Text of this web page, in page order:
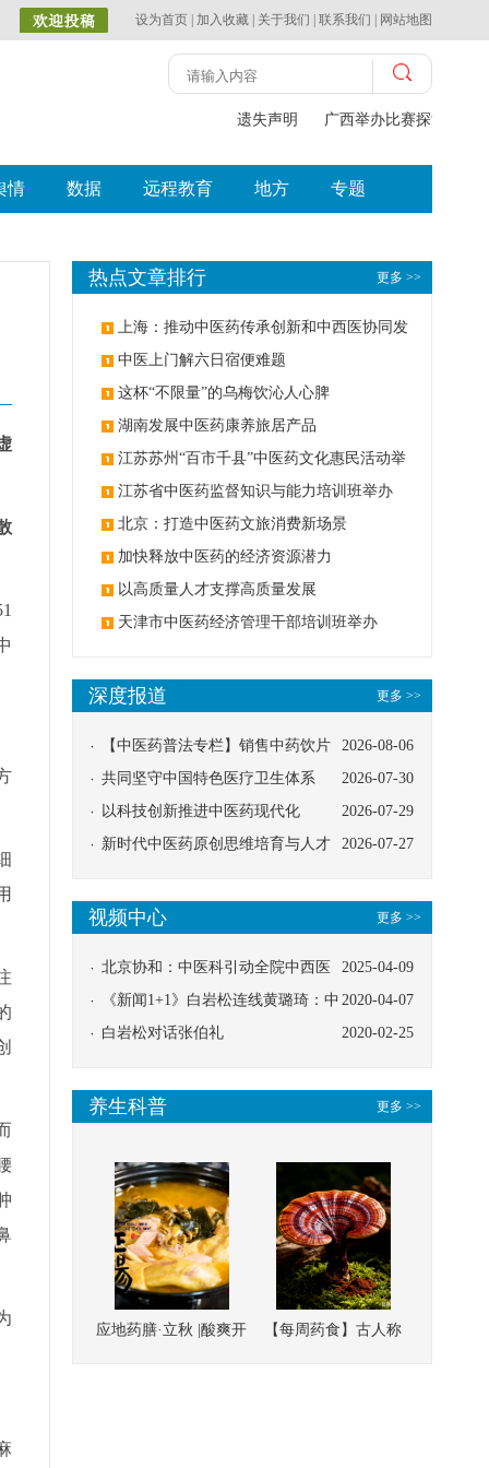
设为首页 加入收藏 关于我们 联系我们 网站地图
遗失声明 广西举办比赛探索中（
情 数据 远程教育 地方 专题
更多 >>
热点文章排行
上海：推动中医药传承创新和中西医协同发
展 中医上门解六日宿便难题
这杯“不限量”的乌梅饮沁人心脾
湖南发展中医药康养旅居产品
江苏苏州“百市千县”中医药文化惠民活动举
办 江苏省中医药监督知识与能力培训班举办
北京：打造中医药文旅消费新场景
加快释放中医药的经济资源潜力
以高质量人才支撑高质量发展
天津市中医药经济管理干部培训班举办
更多 >>
深度报道
2026-08-06
【中医药普法专栏】销售中药饮片
应告知煎服方法及注意事项
2026-07-30
共同坚守中国特色医疗卫生体系
2026-07-29
以科技创新推进中医药现代化
2026-07-27
新时代中医药原创思维培育与人才
更多 >>
视频中心
2025-04-09
北京协和：中医科引动全院中西医
协同
2020-04-07
《新闻1+1》白岩松连线黄璐琦：中
医救治的临床效果
2020-02-25
白岩松对话张伯礼
更多 >>
养生科普
应地药膳·立秋 |酸爽开
【每周药食】古人称